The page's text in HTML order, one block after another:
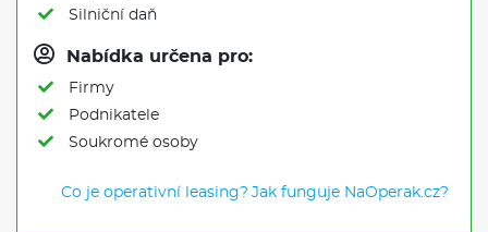
Silniční daň
Nabídka určena pro:
Firmy
Podnikatele
Soukromé osoby
Co je operativní leasing? Jak funguje NaOperak.cz?